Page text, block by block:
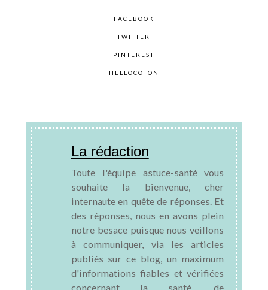
FACEBOOK
TWITTER
PINTEREST
HELLOCOTON
La rédaction
Toute l'équipe astuce-santé vous
souhaite la bienvenue, cher
internaute en quête de réponses. Et
des réponses, nous en avons plein
notre besace puisque nous veillons
à communiquer, via les articles
publiés sur ce blog, un maximum
d'informations fiables et vérifiées
concernant la santé, de